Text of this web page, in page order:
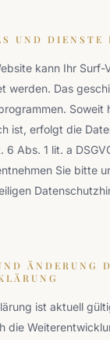
UND DIENSTE
kann Ihr Surf-
werden. Das
Soweit
ist, erfolgt die
Abs. 1 lit. a
Sie bitte
ÄNDERUNG
ist aktuell
die